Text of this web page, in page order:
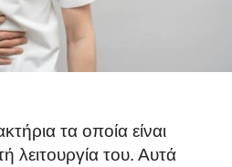
τα οποία είναι
λειτουργία του. Αυτά